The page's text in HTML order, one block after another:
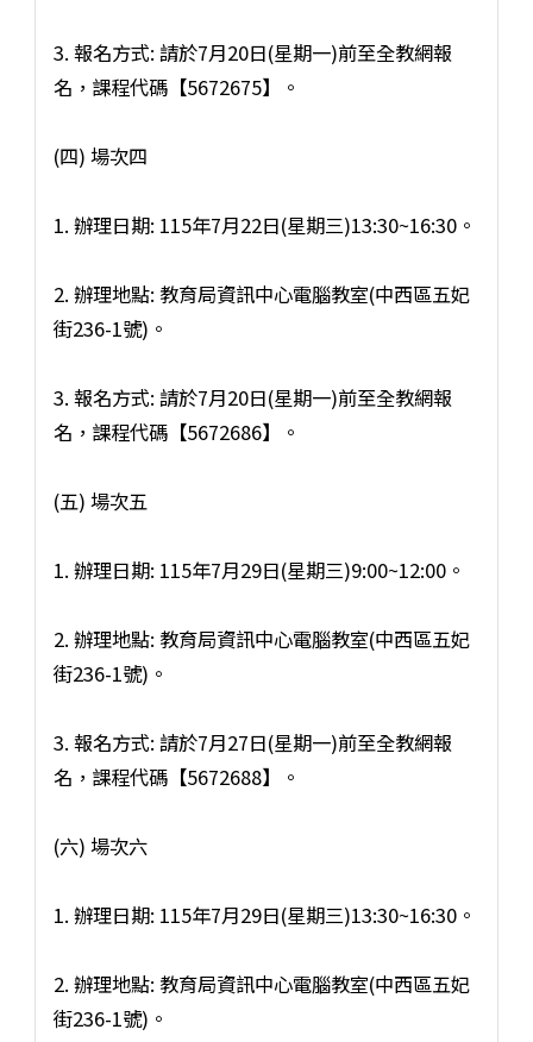
3. 報名方式: 請於7月20日(星期一)前至全教網報
名，課程代碼【5672675】。
(四) 場次四
1. 辦理日期: 115年7月22日(星期三)13:30~16:30。
2. 辦理地點: 教育局資訊中心電腦教室(中西區五妃
街236-1號)。
3. 報名方式: 請於7月20日(星期一)前至全教網報
名，課程代碼【5672686】。
(五) 場次五
1. 辦理日期: 115年7月29日(星期三)9:00~12:00。
2. 辦理地點: 教育局資訊中心電腦教室(中西區五妃
街236-1號)。
3. 報名方式: 請於7月27日(星期一)前至全教網報
名，課程代碼【5672688】。
(六) 場次六
1. 辦理日期: 115年7月29日(星期三)13:30~16:30。
2. 辦理地點: 教育局資訊中心電腦教室(中西區五妃
街236-1號)。